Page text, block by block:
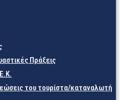
Πράξεις
του τουρίστα/καταναλωτή